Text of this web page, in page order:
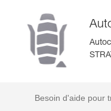
Besoin d'aide pour